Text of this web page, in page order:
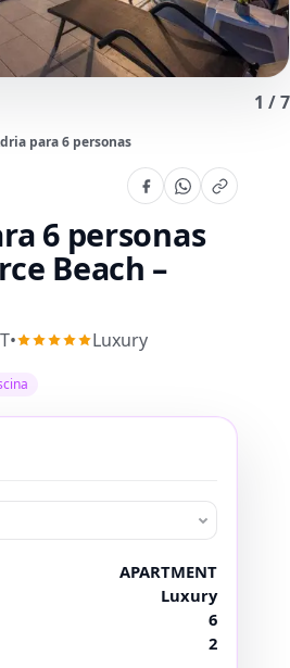
1 /7
para 6 personas
6 personas
Beach –
• Luxury
APARTMENT
Luxury
6
2